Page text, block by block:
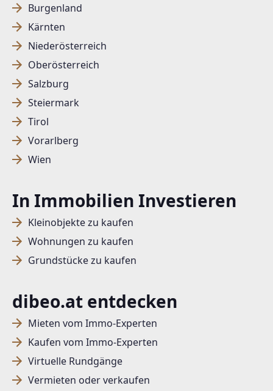
Burgenland
Kärnten
Niederösterreich
Oberösterreich
Salzburg
Steiermark
Tirol
Vorarlberg
Wien
In Immobilien Investieren
Kleinobjekte zu kaufen
Wohnungen zu kaufen
Grundstücke zu kaufen
dibeo.at entdecken
Mieten vom Immo-Experten
Kaufen vom Immo-Experten
Virtuelle Rundgänge
Vermieten oder verkaufen